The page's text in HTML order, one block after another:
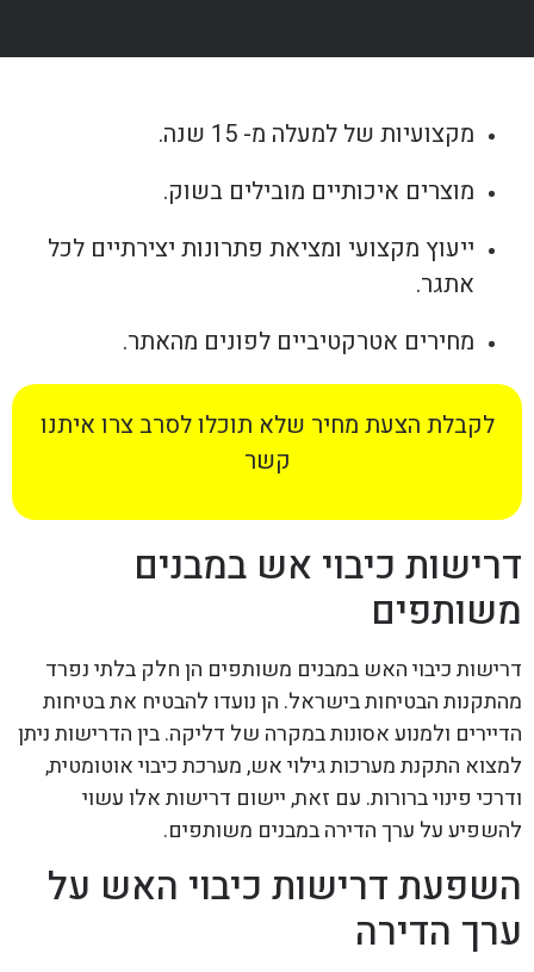
מקצועיות של למעלה מ- 15 שנה.
מוצרים איכותיים מובילים בשוק.
ייעוץ מקצועי ומציאת פתרונות יצירתיים לכל
אתגר.
מחירים אטרקטיביים לפונים מהאתר.
לקבלת הצעת מחיר שלא תוכלו לסרב צרו איתנו
קשר
דרישות כיבוי אש במבנים
משותפים
דרישות כיבוי האש במבנים משותפים הן חלק בלתי נפרד
מהתקנות הבטיחות בישראל. הן נועדו להבטיח את בטיחות
הדיירים ולמנוע אסונות במקרה של דליקה. בין הדרישות ניתן
למצוא התקנת מערכות גילוי אש, מערכת כיבוי אוטומטית,
ודרכי פינוי ברורות. עם זאת, יישום דרישות אלו עשוי
להשפיע על ערך הדירה במבנים משותפים.
השפעת דרישות כיבוי האש על
ערך הדירה